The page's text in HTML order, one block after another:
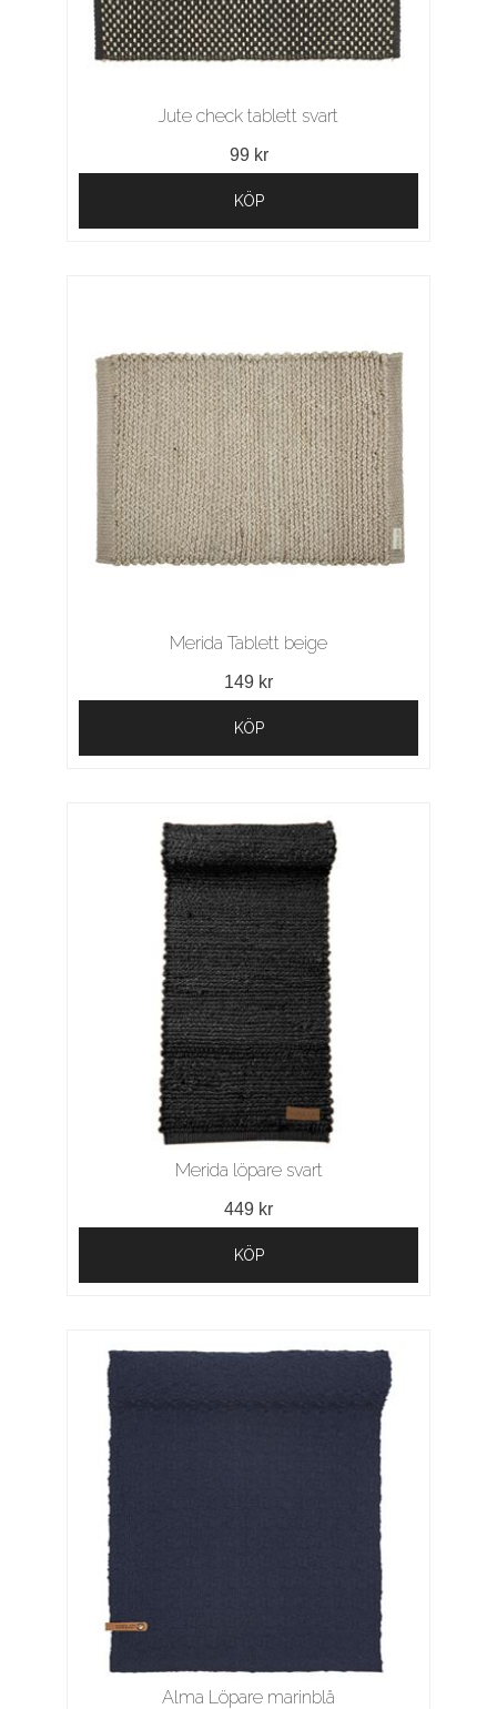
Jute check tablett svart
99 kr
KÖP
Merida Tablett beige
149 kr
KÖP
Merida löpare svart
449 kr
KÖP
Alma Löpare marinblå